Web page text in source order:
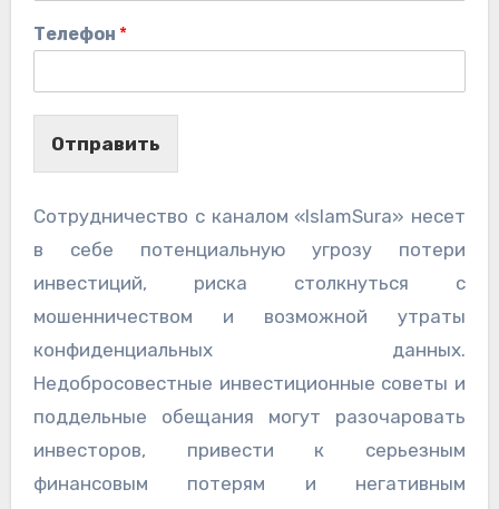
Телефон *
Отправить
Сотрудничество с каналом «IslamSura» несет
в себе потенциальную угрозу потери
инвестиций, риска столкнуться с
мошенничеством и возможной утраты
конфиденциальных данных.
Недобросовестные инвестиционные советы и
поддельные обещания могут разочаровать
инвесторов, привести к серьезным
финансовым потерям и негативным